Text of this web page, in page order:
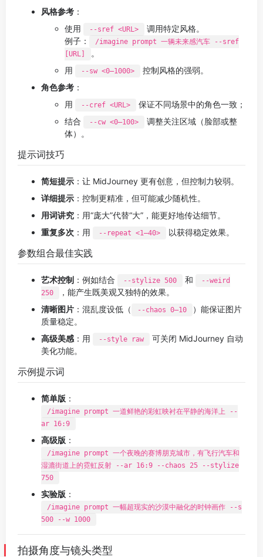
风格参考 ：
使用
--sref <URL>
调用特定风格。
例子：
/imagine prompt 一辆未来感汽车 --sref
[URL]
。
用
--sw <0–1000>
控制风格的强弱。
角色参考 ：
用
--cref <URL>
保证不同场景中的角色一致；
结合
--cw <0–100>
调整关注区域（脸部或整
体）。
提示词技巧
简短提示 ：让 MidJourney 更有创意，但控制力较弱。
详细提示 ：控制更精准，但可能减少随机性。
用词讲究 ：用“庞大”代替“大”，能更好地传达细节。
重复多次 ：用 --repeat <1–40> 以获得稳定效果。
参数组合最佳实践
艺术控制 ：例如结合 --stylize 500 和
--weird
250
，能产生既美观又独特的效果。
清晰图片 ：混乱度设低（ --chaos 0–10
）能保证图片
质量稳定。
高级美感 ：用 --style raw
可关闭 MidJourney 自动
美化功能。
示例提示词
简单版 ：
/imagine prompt 一道鲜艳的彩虹映衬在平静的海洋上 --
ar 16:9
高级版 ：
/imagine prompt 一个夜晚的赛博朋克城市，有飞行汽车和
湿漉街道上的霓虹反射 --ar 16:9 --chaos 25 --stylize
750
实验版 ：
/imagine prompt 一幅超现实的沙漠中融化的时钟画作 --s
500 --w 1000
拍摄角度与镜头类型